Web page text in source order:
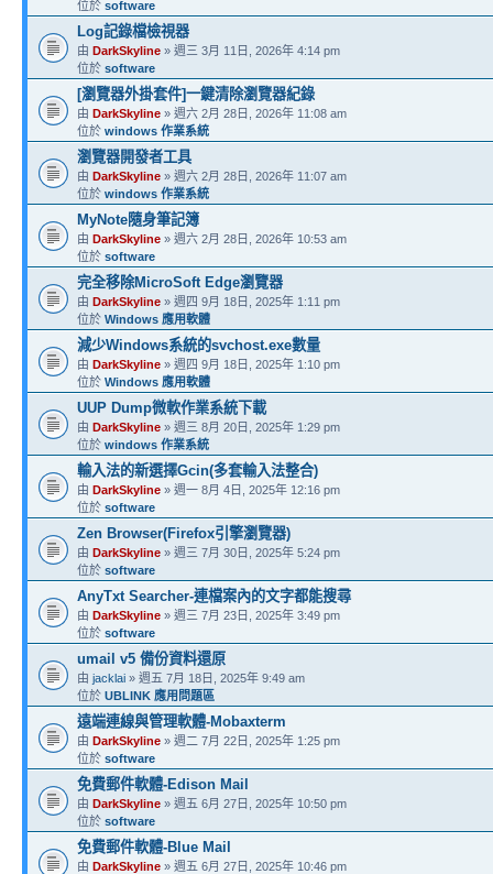
位於 software
Log記錄檔檢視器
由 DarkSkyline » 週三 3月 11日, 2026年 4:14 pm
位於 software
[瀏覽器外掛套件]一鍵清除瀏覽器紀錄
由 DarkSkyline » 週六 2月 28日, 2026年 11:08 am
位於 windows 作業系統
瀏覽器開發者工具
由 DarkSkyline » 週六 2月 28日, 2026年 11:07 am
位於 windows 作業系統
MyNote隨身筆記簿
由 DarkSkyline » 週六 2月 28日, 2026年 10:53 am
位於 software
完全移除MicroSoft Edge瀏覽器
由 DarkSkyline » 週四 9月 18日, 2025年 1:11 pm
位於 Windows 應用軟體
減少Windows系統的svchost.exe數量
由 DarkSkyline » 週四 9月 18日, 2025年 1:10 pm
位於 Windows 應用軟體
UUP Dump微軟作業系統下載
由 DarkSkyline » 週三 8月 20日, 2025年 1:29 pm
位於 windows 作業系統
輸入法的新選擇Gcin(多套輸入法整合)
由 DarkSkyline » 週一 8月 4日, 2025年 12:16 pm
位於 software
Zen Browser(Firefox引擎瀏覽器)
由 DarkSkyline » 週三 7月 30日, 2025年 5:24 pm
位於 software
AnyTxt Searcher-連檔案內的文字都能搜尋
由 DarkSkyline » 週三 7月 23日, 2025年 3:49 pm
位於 software
umail v5 備份資料還原
由 jacklai » 週五 7月 18日, 2025年 9:49 am
位於 UBLINK 應用問題區
遠端連線與管理軟體-Mobaxterm
由 DarkSkyline » 週二 7月 22日, 2025年 1:25 pm
位於 software
免費郵件軟體-Edison Mail
由 DarkSkyline » 週五 6月 27日, 2025年 10:50 pm
位於 software
免費郵件軟體-Blue Mail
由 DarkSkyline » 週五 6月 27日, 2025年 10:46 pm